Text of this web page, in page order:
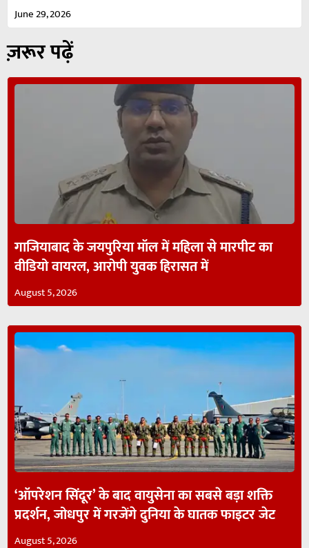
June 29, 2026
ज़रूर पढ़ें
गाजियाबाद के जयपुरिया मॉल में महिला से मारपीट का
वीडियो वायरल, आरोपी युवक हिरासत में
August 5, 2026
‘ऑपरेशन सिंदूर’ के बाद वायुसेना का सबसे बड़ा शक्ति
प्रदर्शन, जोधपुर में गरजेंगे दुनिया के घातक फाइटर जेट
August 5, 2026